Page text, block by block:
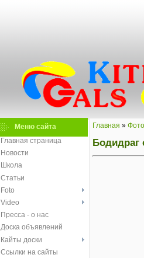
Меню сайта
Главная страница
Новости
Школа
Статьи
Foto
Video
Пресса - о нас
Доска объявлений
Кайты доски
Ссылки на сайты
Главная »
Бодидраг